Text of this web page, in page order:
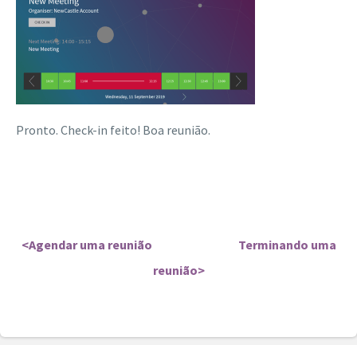
Pronto. Check-in feito! Boa reunião.
<Agendar uma reunião
Terminando uma
reunião>